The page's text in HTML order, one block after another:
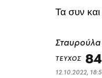
Τα συν
ΤΕΥΧΟΣ
12.10.2022,